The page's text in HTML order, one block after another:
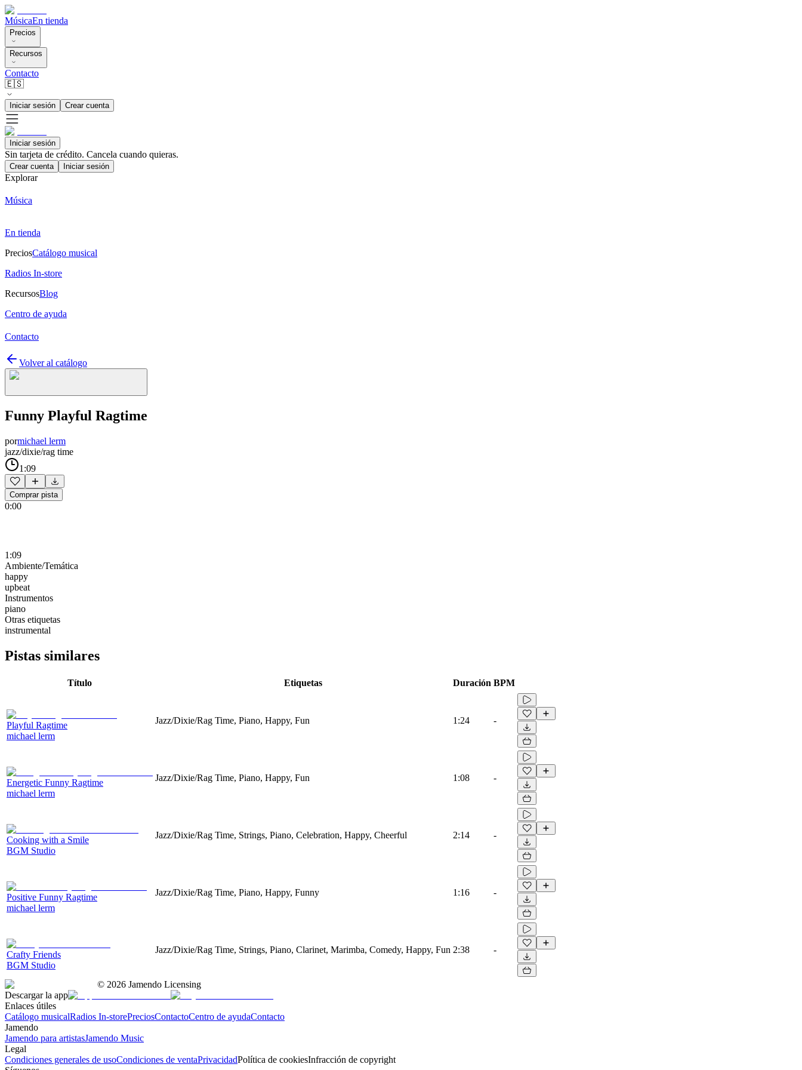
MúsicaEn tienda
Precios
Recursos
Contacto
🇪🇸
Iniciar sesión Crear cuenta
Iniciar sesión
Sin tarjeta de crédito. Cancela cuando quieras.
Crear cuenta Iniciar sesión
Explorar
Música
En tienda
PreciosCatálogo musical
Radios In-store
RecursosBlog
Centro de ayuda
Contacto
Volver al catálogo
Funny Playful Ragtime
pormichael lerm
jazz/dixie/rag time
1:09
Comprar pista
0:00
1:09
Ambiente/Temática
happy
upbeat
Instrumentos
piano
Otras etiquetas
instrumental
Pistas similares
Título Etiquetas Duración BPM
Playful Ragtime
michael lerm
Jazz/Dixie/Rag Time, Piano, Happy, Fun 1:24 -
Energetic Funny Ragtime
michael lerm
Jazz/Dixie/Rag Time, Piano, Happy, Fun 1:08 -
Cooking with a Smile
BGM Studio
Jazz/Dixie/Rag Time, Strings, Piano, Celebration, Happy, Cheerful 2:14 -
Positive Funny Ragtime
michael lerm
Jazz/Dixie/Rag Time, Piano, Happy, Funny 1:16 -
Crafty Friends
BGM Studio
Jazz/Dixie/Rag Time, Strings, Piano, Clarinet, Marimba, Comedy, Happy, Fun 2:38 -
© 2026 Jamendo Licensing
Descargar la app
Enlaces útiles
Catálogo musicalRadios In-storePreciosContactoCentro de ayudaContacto
Jamendo
Jamendo para artistasJamendo Music
Legal
Condiciones generales de usoCondiciones de ventaPrivacidadPolítica de cookiesInfracción de copyright